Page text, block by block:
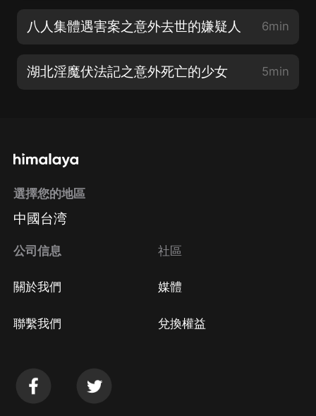
八人集體遇害案之意外去世的嫌疑人 6min
湖北淫魔伏法記之意外死亡的少女 5min
選擇您的地區
中國台湾
公司信息
關於我們
聯繫我們
社區
媒體
兌換權益